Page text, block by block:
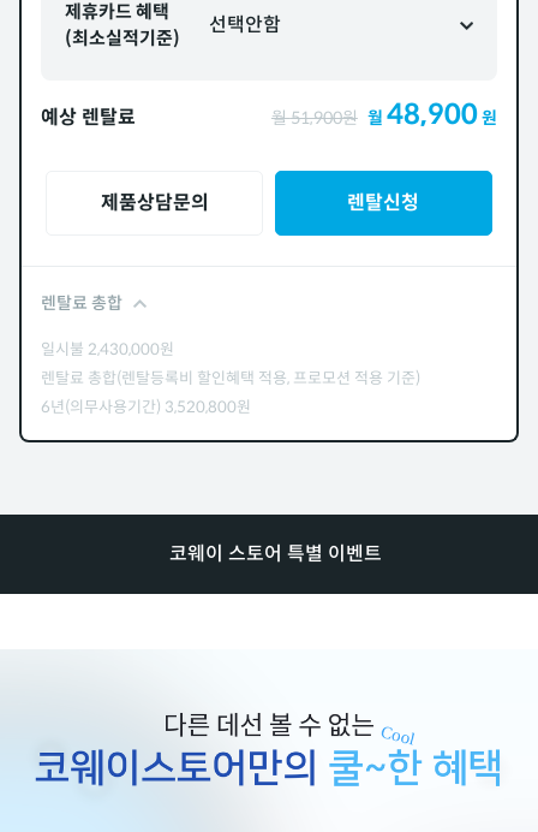
제휴카드 혜택
(최소실적기준)
선택안함
예상 렌탈료 월51,900원 월 48,900원
제품상담문의 렌탈신청
렌탈료 총합
일시불 2,430,000원
렌탈료 총합(렌탈등록비 할인혜택 적용, 프로모션 적용 기준)
6년(의무사용기간) 3,520,800원
코웨이 스토어 특별 이벤트